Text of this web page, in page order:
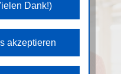
Dank!)
akzeptieren